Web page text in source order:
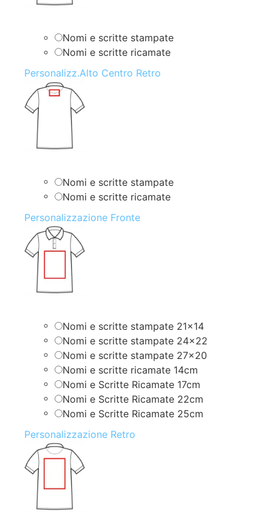
Nomi e scritte stampate
Nomi e scritte ricamate
Personalizz.Alto Centro Retro
Nomi e scritte stampate
Nomi e scritte ricamate
Personalizzazione Fronte
Nomi e scritte stampate 21×14
Nomi e scritte stampate 24×22
Nomi e scritte stampate 27×20
Nomi e scritte ricamate 14cm
Nomi e Scritte Ricamate 17cm
Nomi e Scritte Ricamate 22cm
Nomi e Scritte Ricamate 25cm
Personalizzazione Retro